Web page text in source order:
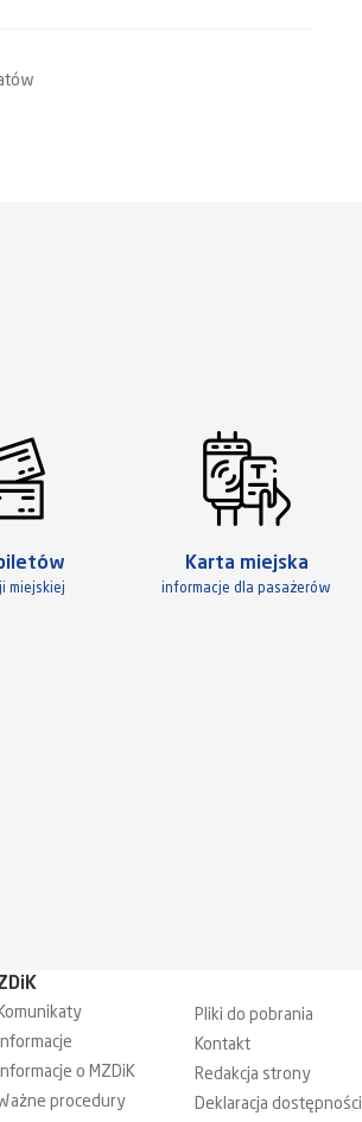
miejskiej
Karta miejska
informacje dla pasażerów
Komunikaty
Informacje
Informacje o MZDiK
procedury
Pliki do pobrania
Kontakt
Redakcja strony
Deklaracja dostępności